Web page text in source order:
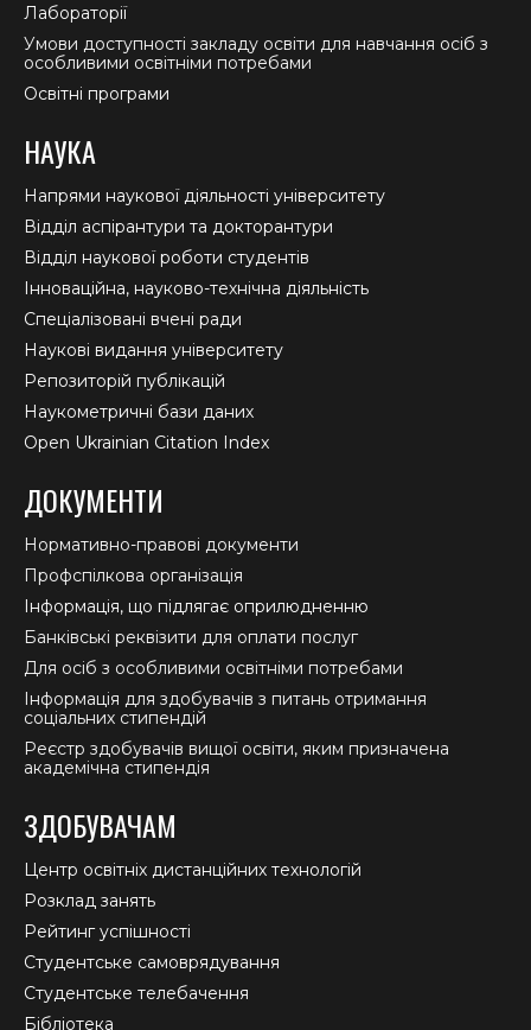
Лабораторії
Умови доступності закладу освіти для навчання осіб з
особливими освітніми потребами
Освітні програми
НАУКА
Напрями наукової діяльності університету
Відділ аспірантури та докторантури
Відділ наукової роботи студентів
Інноваційна, науково-технічна діяльність
Спеціалізовані вчені ради
Наукові видання університету
Репозиторій публікацій
Наукометричні бази даних
Open Ukrainian Citation Index
ДОКУМЕНТИ
Нормативно-правові документи
Профспілкова організація
Інформація, що підлягає оприлюдненню
Банківські реквізити для оплати послуг
Для осіб з особливими освітніми потребами
Інформація для здобувачів з питань отримання
соціальних стипендій
Реєстр здобувачів вищої освіти, яким призначена
академічна стипендія
ЗДОБУВАЧАМ
Центр освітніх дистанційних технологій
Розклад занять
Рейтинг успішності
Студентське самоврядування
Студентське телебачення
Бібліотека